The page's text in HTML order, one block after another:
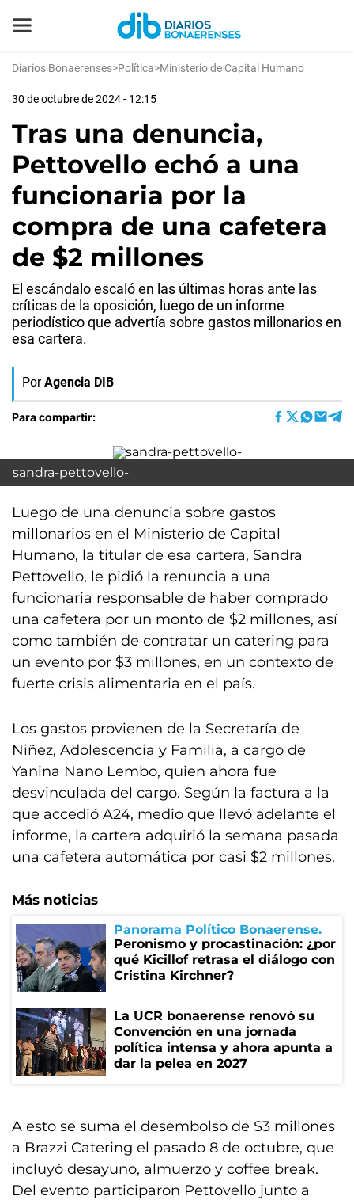
Diarios Bonaerenses>Política>Ministerio de Capital Humano
30 de octubre de 2024 - 12:15
Tras una denuncia,
Pettovello echó a una
funcionaria por la
compra de una cafetera
de $2 millones
El escándalo escaló en las últimas horas ante las
críticas de la oposición, luego de un informe
periodístico que advertía sobre gastos millonarios en
esa cartera.
Por Agencia DIB
Para compartir:
sandra-pettovello-
Luego de una denuncia sobre gastos
millonarios en el Ministerio de Capital
Humano, la titular de esa cartera, Sandra
Pettovello, le pidió la renuncia a una
funcionaria responsable de haber comprado
una cafetera por un monto de $2 millones, así
como también de contratar un catering para
un evento por $3 millones, en un contexto de
fuerte crisis alimentaria en el país.
Los gastos provienen de la Secretaría de
Niñez, Adolescencia y Familia, a cargo de
Yanina Nano Lembo, quien ahora fue
desvinculada del cargo. Según la factura a la
que accedió A24, medio que llevó adelante el
informe, la cartera adquirió la semana pasada
una cafetera automática por casi $2 millones.
Más noticias
Panorama Político Bonaerense
Peronismo y procastinación: ¿por
qué Kicillof retrasa el diálogo con
Cristina Kirchner?
La UCR bonaerense renovó su
Convención en una jornada
política intensa y ahora apunta a
dar la pelea en 2027
A esto se suma el desembolso de $3 millones
a Brazzi Catering el pasado 8 de octubre, que
incluyó desayuno, almuerzo y coffee break.
Del evento participaron Pettovello junto a